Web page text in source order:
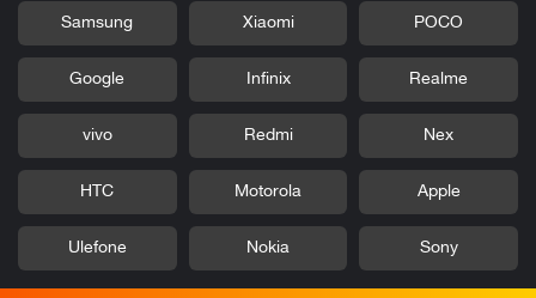
POCO
Xiaomi
Samsung
Realme
Infinix
Google
Nex
Redmi
vivo
Apple
Motorola
HTC
Sony
Nokia
Ulefone